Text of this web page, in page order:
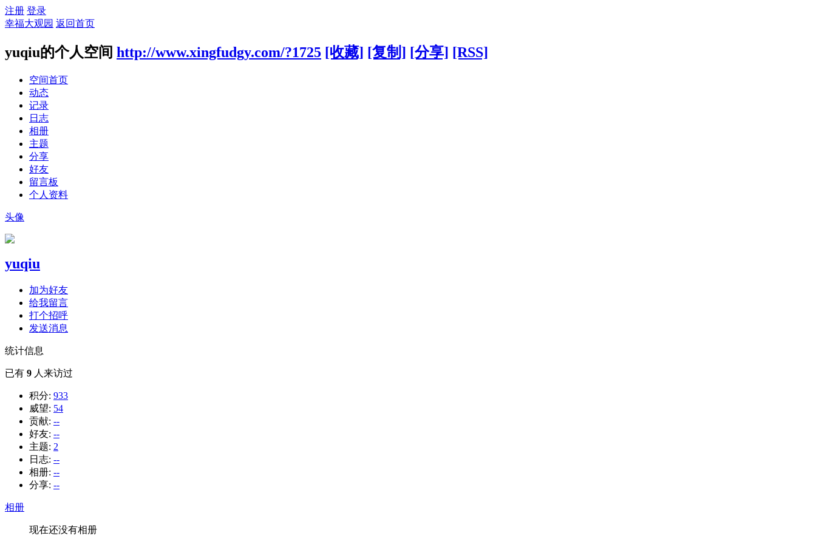
注册 登录
幸福大观园 返回首页
yuqiu的个人空间 http://www.xingfudgy.com/?1725 [收藏] [复制] [分享] [RSS]
空间首页
动态
记录
日志
相册
主题
分享
好友
留言板
个人资料
头像
yuqiu
加为好友
给我留言
打个招呼
发送消息
统计信息
已有 9 人来访过
积分: 933
威望: 54
贡献: --
好友: --
主题: 2
日志: --
相册: --
分享: --
相册
现在还没有相册